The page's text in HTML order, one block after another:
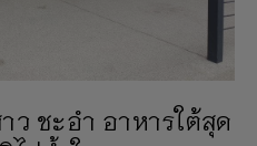
ว ชะอำ อาหารใต้สุด